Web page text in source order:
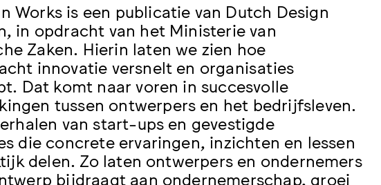
Works is een publicatie van Dutch Design
in opdracht van het Ministerie van
Zaken. Hierin laten we zien hoe
innovatie versnelt en organisaties
Dat komt naar voren in succesvolle
tussen ontwerpers en het bedrijfsleven.
van start-ups en gevestigde
die concrete ervaringen, inzichten en lessen
delen. Zo laten ontwerpers en ondernemers
bijdraagt aan ondernemerschap, groei